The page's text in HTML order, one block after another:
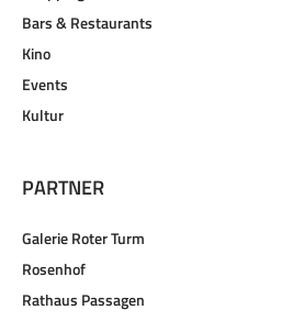
Shopping
Bars & Restaurants
Kino
Events
Galerie Roter Turm
Rosenhof